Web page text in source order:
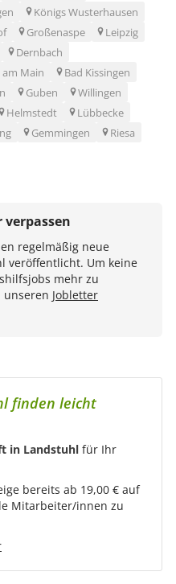
Königs Wusterhausen
Großenaspe
Leipzig
Dernbach
Main
Bad Kissingen
Guben
Willingen
Helmstedt
Lübbecke
Gemmingen
Riesa
verpassen
regelmäßig neue
veröffentlicht. Um keine
mehr zu
unseren Jobletter
finden leicht
in Landstuhl für Ihr
bereits ab 19,00 € auf
Mitarbeiter/innen zu